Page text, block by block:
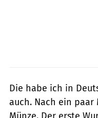
Die habe ich in
auch. Nach ein